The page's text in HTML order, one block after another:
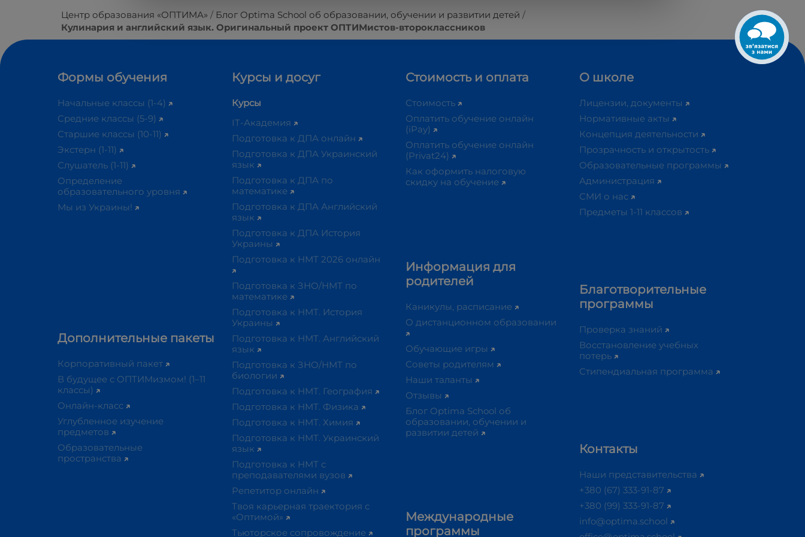
Центр образования «ОПТИМА»
Блог Optima School об образовании, обучении и развитии детей
Кулинария и английский язык. Оригинальный проект ОПТИМистов-второклассников
Формы обучения
Начальные классы (1-4)
Средние классы (5-9)
Старшие классы (10-11)
Экстерн (1-11)
Слушатель (1-11)
Определение
образовательного уровня
Мы из Украины!
Дополнительные пакеты
Корпоративный пакет
В будущее с ОПТИМизмом! (1–11
классы)
Онлайн-класс
Углубленное изучение
предметов
Образовательные
пространства​
Курсы и досуг
Курсы
IT-Академия
Подготовка к ДПА онлайн
Подготовка к ДПА Украинский
язык
Подготовка к ДПА по
математике
Подготовка к ДПА Английский
язык
Подготовка к ДПА История
Украины
Подготовка к НМТ 2026 онлайн
Подготовка к ЗНО/НМТ по
математике
Подготовка к НМТ. История
Украины
Подготовка к НМТ. Английский
язык
Подготовка к ЗНО/НМТ по
биологии
Подготовка к НМТ. География
Подготовка к НМТ. Физика
Подготовка к НМТ. Химия
Подготовка к НМТ. Украинский
язык
Подготовка к НМТ с
преподавателями вузов
Репетитор онлайн
Твоя карьерная траектория с
«Оптимой»
Тьюторское сопровождение
Стоимость и оплата
Стоимость
Оплатить обучение онлайн
(iPay)
Оплатить обучение онлайн
(Privat24)
Как оформить налоговую
скидку на обучение
Информация для
родителей
Каникулы, расписание
О дистанционном образовании
Обучающие игры
Советы родителям
Наши таланты
Отзывы
Блог Optima School об
образовании, обучении и
развитии детей
Международные
программы
О школе
Лицензии, документы
Нормативные акты
Концепция деятельности
Прозрачность и открытость
Образовательные программы
Администрация
СМИ о нас
Предметы 1-11 классов
Благотворительные
программы
Проверка знаний
Восстановление учебных
потерь
Стипендиальная программа
Контакты
Наши представительства
+380 (67) 333-91-87
+380 (99) 333-91-87
info@optima.school